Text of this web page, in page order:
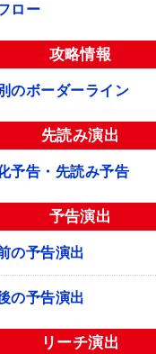
ロー
攻略情報
のボーダーライン
先読み演出
予告・先読み予告
予告演出
の予告演出
の予告演出
リーチ演出